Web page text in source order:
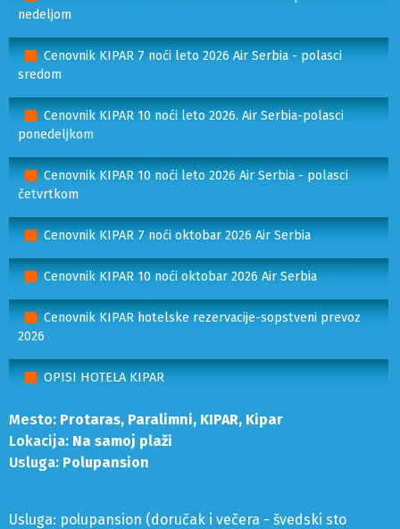
nedeljom
Cenovnik KIPAR 7 noći leto 2026 Air Serbia - polasci
sredom
Cenovnik KIPAR 10 noći leto 2026. Air Serbia-polasci
ponedeljkom
Cenovnik KIPAR 10 noći leto 2026 Air Serbia - polasci
četvrtkom
Cenovnik KIPAR 7 noći oktobar 2026 Air Serbia
Cenovnik KIPAR 10 noći oktobar 2026 Air Serbia
Cenovnik KIPAR hotelske rezervacije-sopstveni prevoz
2026
OPISI HOTELA KIPAR
Mesto: Protaras, Paralimni, KIPAR, Kipar
Lokacija: Na samoj plaži
Usluga: Polupansion
Usluga: polupansion (doručak i večera - švedski sto